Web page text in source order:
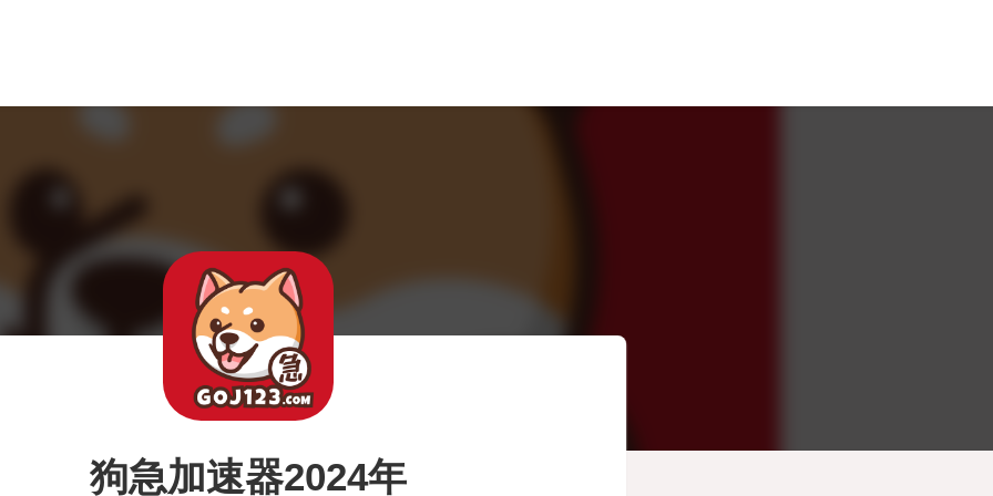
狗急加速器2024年